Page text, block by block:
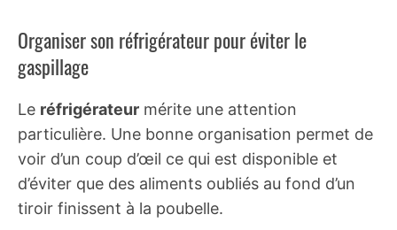
Organiser son réfrigérateur pour éviter le
gaspillage
Le réfrigérateur mérite une attention
particulière. Une bonne organisation permet de
voir d’un coup d’œil ce qui est disponible et
d’éviter que des aliments oubliés au fond d’un
tiroir finissent à la poubelle.